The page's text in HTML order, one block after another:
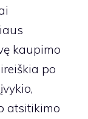
kaupimo
po
atsitikimo